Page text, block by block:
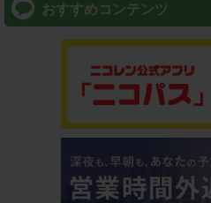
おすすめコンテンツ